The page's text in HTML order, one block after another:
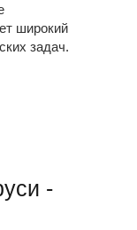
широкий
задач.
-